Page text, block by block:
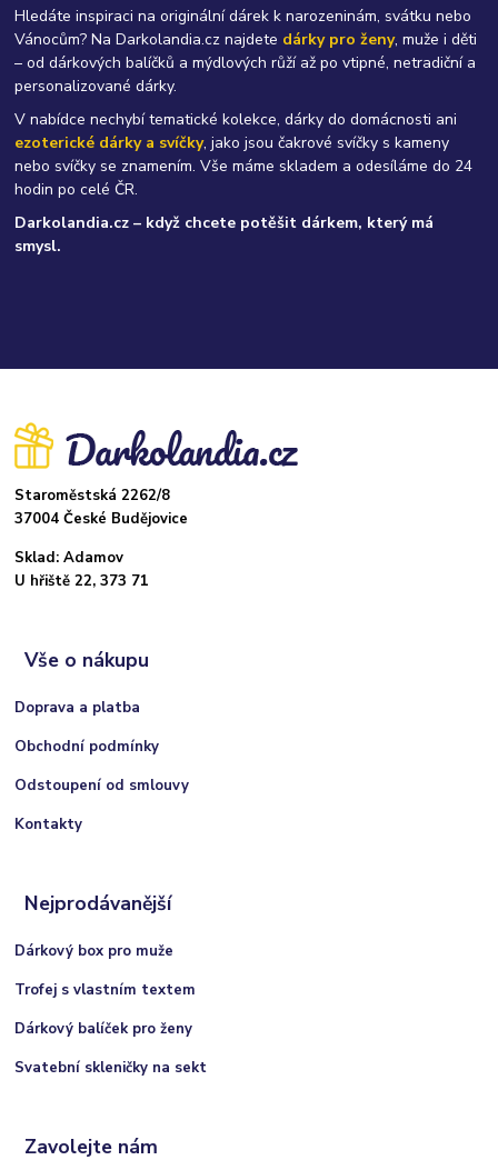
Hledáte inspiraci na originální dárek k narozeninám, svátku nebo
Vánocům? Na Darkolandia.cz najdete dárky pro ženy, muže i děti
– od dárkových balíčků a mýdlových růží až po vtipné, netradiční a
personalizované dárky.
V nabídce nechybí tematické kolekce, dárky do domácnosti ani
ezoterické dárky a svíčky, jako jsou čakrové svíčky s kameny
nebo svíčky se znamením. Vše máme skladem a odesíláme do 24
hodin po celé ČR.
Darkolandia.cz – když chcete potěšit dárkem, který má
smysl.
Staroměstská 2262/8
37004 České Budějovice
Sklad: Adamov
U hřiště 22, 373 71
Vše o nákupu
Doprava a platba
Obchodní podmínky
Odstoupení od smlouvy
Kontakty
Nejprodávanější
Dárkový box pro muže
Trofej s vlastním textem
Dárkový balíček pro ženy
Svatební skleničky na sekt
Zavolejte nám